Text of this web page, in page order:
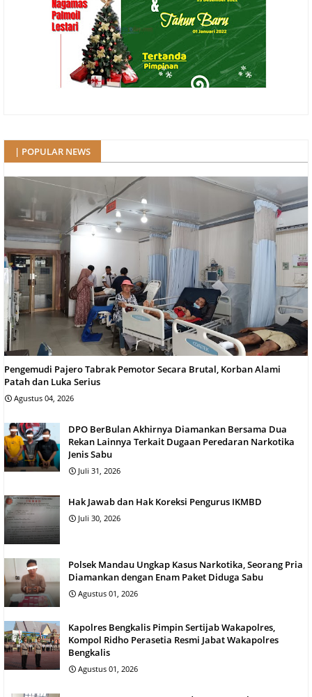
| POPULAR NEWS
Pengemudi Pajero Tabrak Pemotor Secara Brutal, Korban Alami
Patah dan Luka Serius
Agustus 04, 2026
DPO BerBulan Akhirnya Diamankan Bersama Dua
Rekan Lainnya Terkait Dugaan Peredaran Narkotika
Jenis Sabu
Juli 31, 2026
Hak Jawab dan Hak Koreksi Pengurus IKMBD
Juli 30, 2026
Polsek Mandau Ungkap Kasus Narkotika, Seorang Pria
Diamankan dengan Enam Paket Diduga Sabu
Agustus 01, 2026
Kapolres Bengkalis Pimpin Sertijab Wakapolres,
Kompol Ridho Perasetia Resmi Jabat Wakapolres
Bengkalis
Agustus 01, 2026